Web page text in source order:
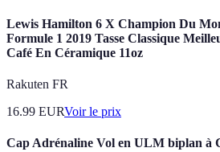
Lewis Hamilton 6 X Champion Du
Formule 1 2019 Tasse Classique
Café En Céramique 11oz
Rakuten FR
16.99 EURVoir le prix
Cap Adrénaline Vol en ULM biplan à